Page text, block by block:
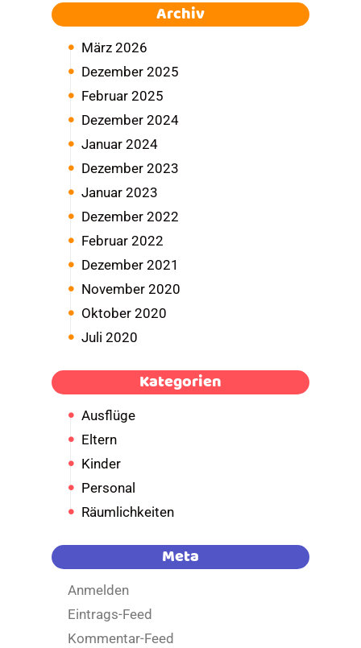
Archiv
März 2026
Dezember 2025
Februar 2025
Dezember 2024
Januar 2024
Dezember 2023
Januar 2023
Dezember 2022
Februar 2022
Dezember 2021
November 2020
Oktober 2020
Juli 2020
Kategorien
Ausflüge
Eltern
Kinder
Personal
Räumlichkeiten
Meta
Anmelden
Eintrags-Feed
Kommentar-Feed